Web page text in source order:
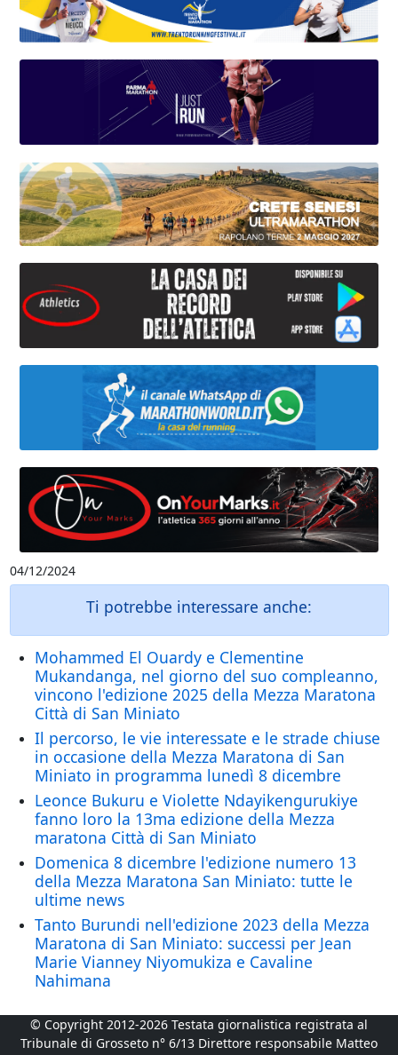
04/12/2024
Ti potrebbe interessare anche:
Mohammed El Ouardy e Clementine
Mukandanga, nel giorno del suo compleanno,
vincono l'edizione 2025 della Mezza Maratona
Città di San Miniato
Il percorso, le vie interessate e le strade chiuse
in occasione della Mezza Maratona di San
Miniato in programma lunedì 8 dicembre
Leonce Bukuru e Violette Ndayikengurukiye
fanno loro la 13ma edizione della Mezza
maratona Città di San Miniato
Domenica 8 dicembre l'edizione numero 13
della Mezza Maratona San Miniato: tutte le
ultime news
Tanto Burundi nell'edizione 2023 della Mezza
Maratona di San Miniato: successi per Jean
Marie Vianney Niyomukiza e Cavaline
Nahimana
© Copyright 2012-2026 Testata giornalistica registrata al
Tribunale di Grosseto n° 6/13 Direttore responsabile Matteo